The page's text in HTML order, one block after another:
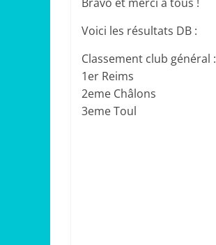
Voici les résultats DB :
Classement club général :
1er Reims
2eme Châlons
3eme Toul